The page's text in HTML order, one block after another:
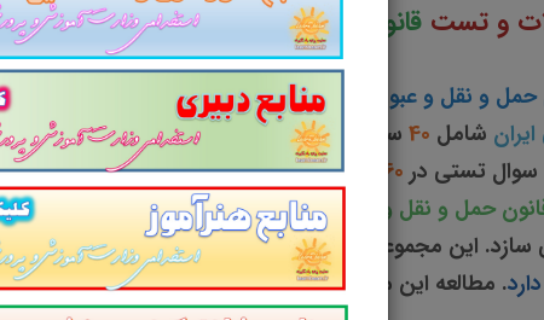
و تستقانون حمل و نقل و عبور كالاهای
حمل و نقل و عبور كالاهای خارجی از قلمرو جمهوری اسلامی
شامل 40 سوال تستیقانون حمل و نقل و عبور كالاهای
سوال تستی در 60 صفحهبا پاسخ تشریحیدر قالب فایلpdf
حمل و نقل و عبور كالاهای خارجی از قلمرو جمهوری
این مجموعه
مرور سریعداوطلب را سبب می شود و
. مطالعه این منبع برای همه داوطلبین شرکت کننده در